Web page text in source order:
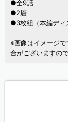
●全9話
●2層
●3枚組（本編ディ
※画像はイメージ
合がございますの